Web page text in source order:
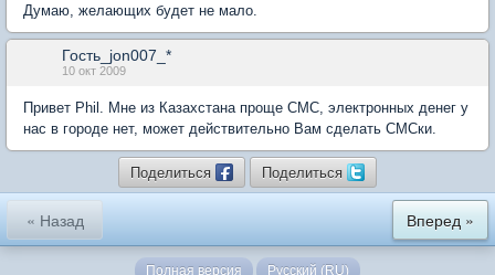
Думаю, желающих будет не мало.
Гость_jon007_*
10 окт 2009
Привет Phil. Мне из Казахстана проще СМС, электронных денег у
нас в городе нет, может действительно Вам сделать СМСки.
Поделиться Поделиться
« Назад Вперед »
Полная версия Русский (RU)